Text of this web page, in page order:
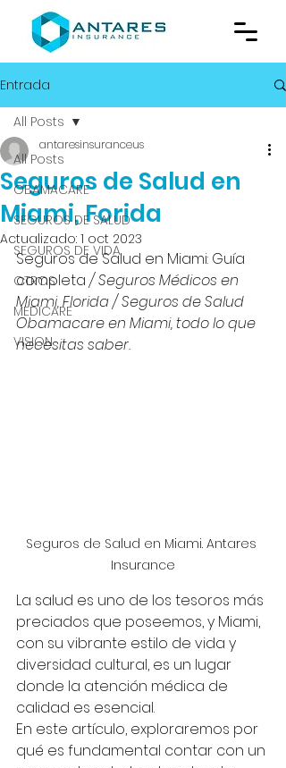
Entrada
All Posts
OBAMACARE
SEGUROS DE SALUD
SEGUROS DE VIDA
OTROS
MEDICARE
VISION
All Posts
Seguros de Salud en
Miami, Forida
antaresinsuranceus
Actualizado: 1 oct 2023
Seguros de Salud en Miami: Guía
completa / Seguros Médicos en
Miami, Florida / Seguros de Salud
Obamacare en Miami, todo lo que
necesitas saber.
Seguros de Salud en Miami. Antares
Insurance
La salud es uno de los tesoros más
preciados que poseemos, y Miami,
con su vibrante estilo de vida y
diversidad cultural, es un lugar
donde la atención médica de
calidad es esencial.
En este artículo, exploraremos por
qué es fundamental contar con un